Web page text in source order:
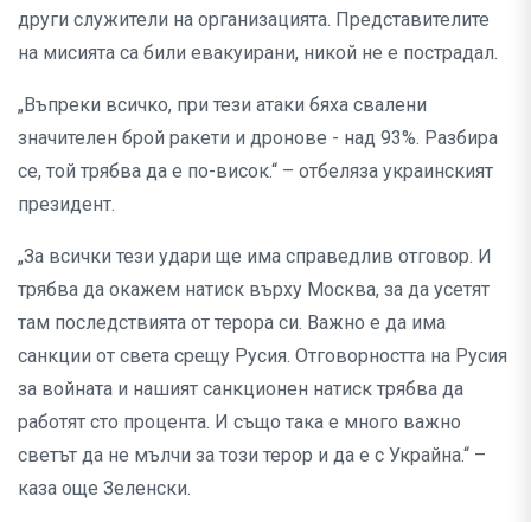
други служители на организацията. Представителите
на мисията са били евакуирани, никой не е пострадал.
„Въпреки всичко, при тези атаки бяха свалени
значителен брой ракети и дронове - над 93%. Разбира
се, той трябва да е по-висок.“ – отбеляза украинският
президент.
„За всички тези удари ще има справедлив отговор. И
трябва да окажем натиск върху Москва, за да усетят
там последствията от терора си. Важно е да има
санкции от света срещу Русия. Отговорността на Русия
за войната и нашият санкционен натиск трябва да
работят сто процента. И също така е много важно
светът да не мълчи за този терор и да е с Украйна.“ –
каза още Зеленски.